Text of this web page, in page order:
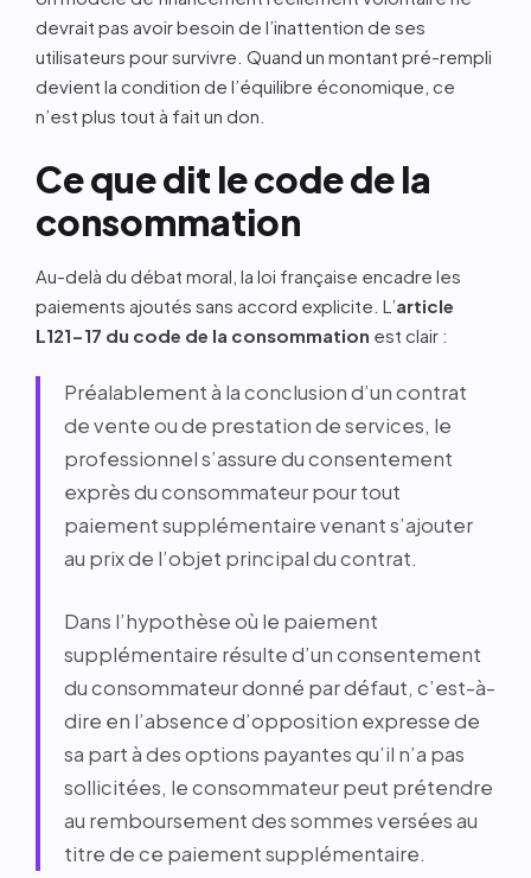
devrait pas avoir besoin de l’inattention de ses
utilisateurs pour survivre. Quand un montant pré-rempli
devient la condition de l’équilibre économique, ce
n’est plus tout à fait un don.
Ce que dit le code de la
consommation
Au-delà du débat moral, la loi française encadre les
paiements ajoutés sans accord explicite. L’article
L121-17 du code de la consommation est clair :
Préalablement à la conclusion d’un contrat
de vente ou de prestation de services, le
professionnel s’assure du consentement
exprès du consommateur pour tout
paiement supplémentaire venant s’ajouter
au prix de l’objet principal du contrat.
Dans l’hypothèse où le paiement
supplémentaire résulte d’un consentement
du consommateur donné par défaut, c’est-à-
dire en l’absence d’opposition expresse de
sa part à des options payantes qu’il n’a pas
sollicitées, le consommateur peut prétendre
au remboursement des sommes versées au
titre de ce paiement supplémentaire.